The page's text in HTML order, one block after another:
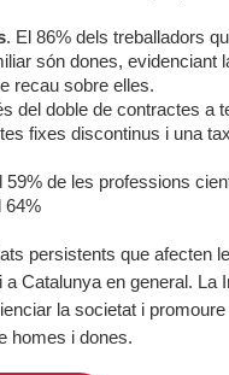
. El 86% dels treballadors
són dones, evidenciant
recau sobre elles.
del doble de contractes a
fixes discontinus i una
59% de les professions
64%
persistents que afecten
a Catalunya en general. La
la societat i
homes i dones.